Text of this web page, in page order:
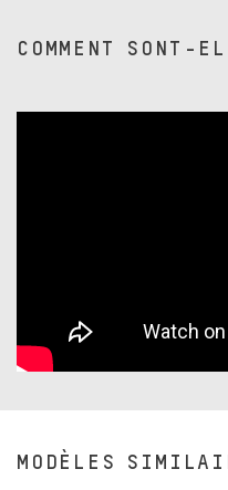
COMMENT SONT-
MODÈLES